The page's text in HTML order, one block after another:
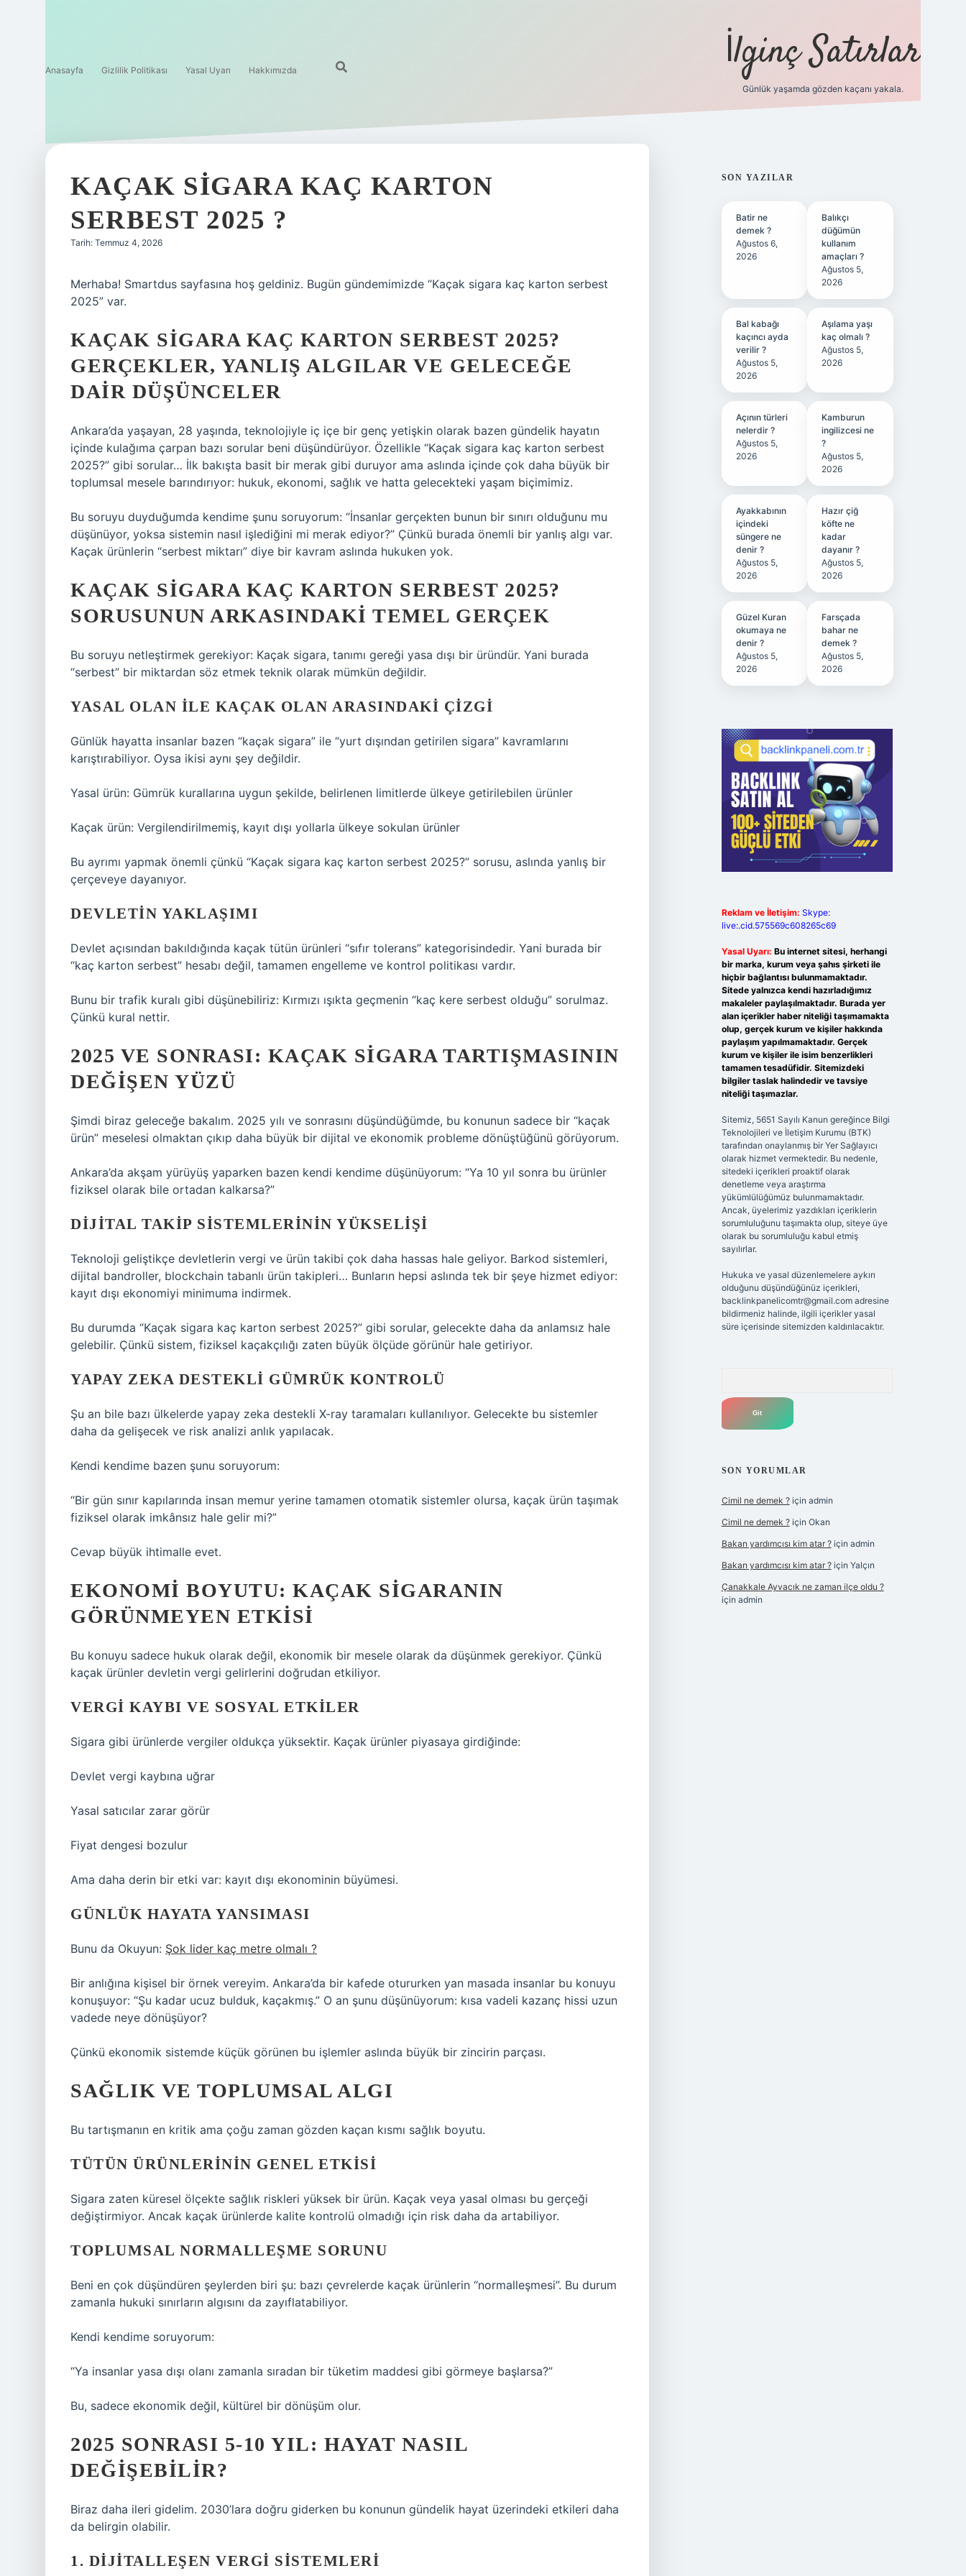
Anasayfa Gizlilik Politikası Yasal Uyarı Hakkımızda İlginç Satırlar
Günlük yaşamda gözden kaçanı yakala.
KAÇAK SIGARA KAÇ KARTON
SERBEST 2025 ?
Tarih: Temmuz 4, 2026
Merhaba! Smartdus sayfasına hoş geldiniz. Bugün gündemimizde “Kaçak sigara kaç karton serbest
2025” var.
KAÇAK SIGARA KAÇ KARTON SERBEST 2025?
GERÇEKLER, YANLIŞ ALGILAR VE GELECEĞE
DAIR DÜŞÜNCELER
Ankara’da yaşayan, 28 yaşında, teknolojiyle iç içe bir genç yetişkin olarak bazen gündelik hayatın
içinde kulağıma çarpan bazı sorular beni düşündürüyor. Özellikle “Kaçak sigara kaç karton serbest
2025?” gibi sorular… İlk bakışta basit bir merak gibi duruyor ama aslında içinde çok daha büyük bir
toplumsal mesele barındırıyor: hukuk, ekonomi, sağlık ve hatta gelecekteki yaşam biçimimiz.
Bu soruyu duyduğumda kendime şunu soruyorum: “İnsanlar gerçekten bunun bir sınırı olduğunu mu
düşünüyor, yoksa sistemin nasıl işlediğini mi merak ediyor?” Çünkü burada önemli bir yanlış algı var.
Kaçak ürünlerin “serbest miktarı” diye bir kavram aslında hukuken yok.
KAÇAK SIGARA KAÇ KARTON SERBEST 2025?
SORUSUNUN ARKASINDAKI TEMEL GERÇEK
Bu soruyu netleştirmek gerekiyor: Kaçak sigara, tanımı gereği yasa dışı bir üründür. Yani burada
“serbest” bir miktardan söz etmek teknik olarak mümkün değildir.
YASAL OLAN ILE KAÇAK OLAN ARASINDAKI ÇIZGI
Günlük hayatta insanlar bazen “kaçak sigara” ile “yurt dışından getirilen sigara” kavramlarını
karıştırabiliyor. Oysa ikisi aynı şey değildir.
Yasal ürün: Gümrük kurallarına uygun şekilde, belirlenen limitlerde ülkeye getirilebilen ürünler
Kaçak ürün: Vergilendirilmemiş, kayıt dışı yollarla ülkeye sokulan ürünler
Bu ayrımı yapmak önemli çünkü “Kaçak sigara kaç karton serbest 2025?” sorusu, aslında yanlış bir
çerçeveye dayanıyor.
DEVLETIN YAKLAŞIMI
Devlet açısından bakıldığında kaçak tütün ürünleri “sıfır tolerans” kategorisindedir. Yani burada bir
“kaç karton serbest” hesabı değil, tamamen engelleme ve kontrol politikası vardır.
Bunu bir trafik kuralı gibi düşünebiliriz: Kırmızı ışıkta geçmenin “kaç kere serbest olduğu” sorulmaz.
Çünkü kural nettir.
2025 VE SONRASI: KAÇAK SIGARA TARTIŞMASININ
DEĞIŞEN YÜZÜ
Şimdi biraz geleceğe bakalım. 2025 yılı ve sonrasını düşündüğümde, bu konunun sadece bir “kaçak
ürün” meselesi olmaktan çıkıp daha büyük bir dijital ve ekonomik probleme dönüştüğünü görüyorum.
Ankara’da akşam yürüyüş yaparken bazen kendi kendime düşünüyorum: “Ya 10 yıl sonra bu ürünler
fiziksel olarak bile ortadan kalkarsa?”
DIJITAL TAKIP SISTEMLERININ YÜKSELIŞI
Teknoloji geliştikçe devletlerin vergi ve ürün takibi çok daha hassas hale geliyor. Barkod sistemleri,
dijital bandroller, blockchain tabanlı ürün takipleri… Bunların hepsi aslında tek bir şeye hizmet ediyor:
kayıt dışı ekonomiyi minimuma indirmek.
Bu durumda “Kaçak sigara kaç karton serbest 2025?” gibi sorular, gelecekte daha da anlamsız hale
gelebilir. Çünkü sistem, fiziksel kaçakçılığı zaten büyük ölçüde görünür hale getiriyor.
YAPAY ZEKA DESTEKLI GÜMRÜK KONTROLÜ
Şu an bile bazı ülkelerde yapay zeka destekli X-ray taramaları kullanılıyor. Gelecekte bu sistemler
daha da gelişecek ve risk analizi anlık yapılacak.
Kendi kendime bazen şunu soruyorum:
“Bir gün sınır kapılarında insan memur yerine tamamen otomatik sistemler olursa, kaçak ürün taşımak
fiziksel olarak imkânsız hale gelir mi?”
Cevap büyük ihtimalle evet.
EKONOMI BOYUTU: KAÇAK SIGARANIN
GÖRÜNMEYEN ETKISI
Bu konuyu sadece hukuk olarak değil, ekonomik bir mesele olarak da düşünmek gerekiyor. Çünkü
kaçak ürünler devletin vergi gelirlerini doğrudan etkiliyor.
VERGI KAYBI VE SOSYAL ETKILER
Sigara gibi ürünlerde vergiler oldukça yüksektir. Kaçak ürünler piyasaya girdiğinde:
Devlet vergi kaybına uğrar
Yasal satıcılar zarar görür
Fiyat dengesi bozulur
Ama daha derin bir etki var: kayıt dışı ekonominin büyümesi.
GÜNLÜK HAYATA YANSIMASI
Bunu da Okuyun: Şok lider kaç metre olmalı ?
Bir anlığına kişisel bir örnek vereyim. Ankara’da bir kafede otururken yan masada insanlar bu konuyu
konuşuyor: “Şu kadar ucuz bulduk, kaçakmış.” O an şunu düşünüyorum: kısa vadeli kazanç hissi uzun
vadede neye dönüşüyor?
Çünkü ekonomik sistemde küçük görünen bu işlemler aslında büyük bir zincirin parçası.
SAĞLIK VE TOPLUMSAL ALGI
Bu tartışmanın en kritik ama çoğu zaman gözden kaçan kısmı sağlık boyutu.
TÜTÜN ÜRÜNLERININ GENEL ETKISI
Sigara zaten küresel ölçekte sağlık riskleri yüksek bir ürün. Kaçak veya yasal olması bu gerçeği
değiştirmiyor. Ancak kaçak ürünlerde kalite kontrolü olmadığı için risk daha da artabiliyor.
TOPLUMSAL NORMALLEŞME SORUNU
Beni en çok düşündüren şeylerden biri şu: bazı çevrelerde kaçak ürünlerin “normalleşmesi”. Bu durum
zamanla hukuki sınırların algısını da zayıflatabiliyor.
Kendi kendime soruyorum:
“Ya insanlar yasa dışı olanı zamanla sıradan bir tüketim maddesi gibi görmeye başlarsa?”
Bu, sadece ekonomik değil, kültürel bir dönüşüm olur.
2025 SONRASI 5-10 YIL: HAYAT NASIL
DEĞIŞEBILIR?
Biraz daha ileri gidelim. 2030’lara doğru giderken bu konunun gündelik hayat üzerindeki etkileri daha
da belirgin olabilir.
1. DIJITALLEŞEN VERGI SISTEMLERI
SIDEBAR
SON YAZILAR
Batir ne
demek ?
Ağustos 6,
2026
Balıkçı
düğümün
kullanım
amaçları ?
Ağustos 5,
2026
Bal kabağı
kaçıncı ayda
verilir ?
Ağustos 5,
2026
Aşılama yaşı
kaç olmalı ?
Ağustos 5,
2026
Açının türleri
nelerdir ?
Ağustos 5,
2026
Kamburun
ingilizcesi ne
?
Ağustos 5,
2026
Ayakkabının
içindeki
süngere ne
denir ?
Ağustos 5,
2026
Hazır çiğ
köfte ne
kadar
dayanır ?
Ağustos 5,
2026
Güzel Kuran
okumaya ne
denir ?
Ağustos 5,
2026
Farsçada
bahar ne
demek ?
Ağustos 5,
2026
Reklam ve İletişim: Skype:
live:.cid.575569c608265c69
Yasal Uyarı: Bu internet sitesi, herhangi
bir marka, kurum veya şahıs şirketi ile
hiçbir bağlantısı bulunmamaktadır.
Sitede yalnızca kendi hazırladığımız
makaleler paylaşılmaktadır. Burada yer
alan içerikler haber niteliği taşımamakta
olup, gerçek kurum ve kişiler hakkında
paylaşım yapılmamaktadır. Gerçek
kurum ve kişiler ile isim benzerlikleri
tamamen tesadüfidir. Sitemizdeki
bilgiler taslak halindedir ve tavsiye
niteliği taşımazlar.
Sitemiz, 5651 Sayılı Kanun gereğince Bilgi
Teknolojileri ve İletişim Kurumu (BTK)
tarafından onaylanmış bir Yer Sağlayıcı
olarak hizmet vermektedir. Bu nedenle,
sitedeki içerikleri proaktif olarak
denetleme veya araştırma
yükümlülüğümüz bulunmamaktadır.
Ancak, üyelerimiz yazdıkları içeriklerin
sorumluluğunu taşımakta olup, siteye üye
olarak bu sorumluluğu kabul etmiş
sayılırlar.
Hukuka ve yasal düzenlemelere aykırı
olduğunu düşündüğünüz içerikleri,
backlinkpanelicomtr@gmail.comadresine
bildirmeniz halinde, ilgili içerikler yasal
süre içerisinde sitemizden kaldırılacaktır.
SON YORUMLAR
Cimil ne demek ?için admin
Cimil ne demek ?için Okan
Bakan yardımcısı kim atar ?için admin
Bakan yardımcısı kim atar ?için Yalçın
Çanakkale Ayvacık ne zaman ilçe oldu ?
için admin